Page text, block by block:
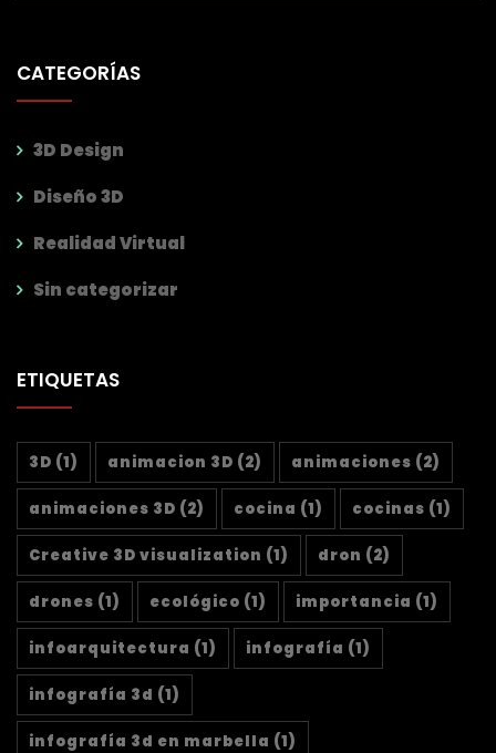
CATEGORÍAS
3D Design
Diseño 3D
Realidad Virtual
Sin categorizar
ETIQUETAS
3D (1) animacion 3D (2) animaciones (2)
animaciones 3D (2) cocina (1) cocinas (1)
Creative 3D visualization (1) dron (2)
drones (1) ecológico (1) importancia (1)
infoarquitectura (1) infografía (1)
infografía 3d (1)
infografía 3d en marbella (1)